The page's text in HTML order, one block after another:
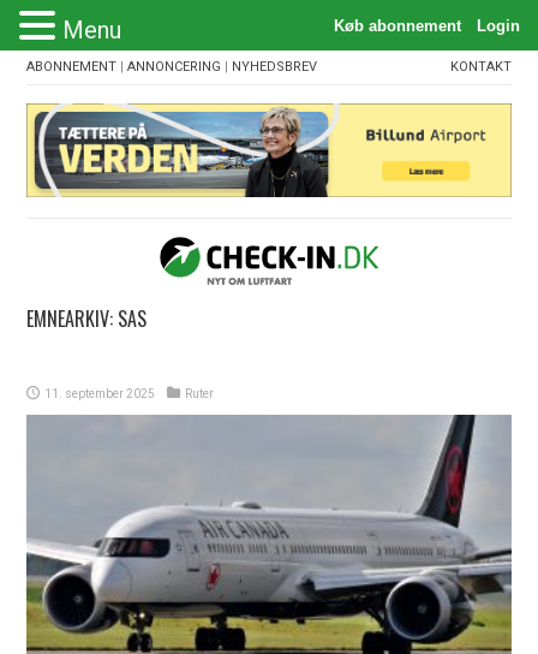
ABONNEMENT |ANNONCERING | NYHEDSBREV KONTAKT
EMNEARKIV: SAS
11. september 2025 Ruter
Menu